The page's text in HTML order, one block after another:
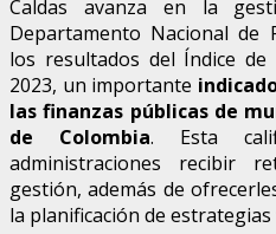
Caldas avanza en la
Departamento Nacional de
los resultados del Índice de
2023, un importante
las finanzas públicas de
de Colombia. Esta
administraciones recibir
gestión, además de
la planificación de estrategias